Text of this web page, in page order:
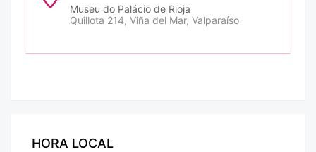
Museu do Palácio de Rioja
Quillota 214, Viña del Mar, Valparaíso
HORA LOCAL